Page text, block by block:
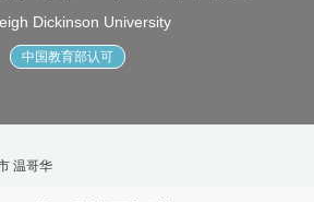
Dickinson University
中国教育部认可
温哥华